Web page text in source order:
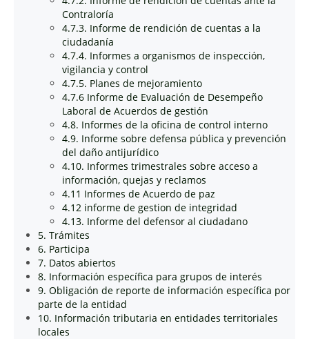
Contraloría
4.7.3. Informe de rendición de cuentas a la
ciudadanía
4.7.4. Informes a organismos de inspección,
vigilancia y control
4.7.5. Planes de mejoramiento
4.7.6 Informe de Evaluación de Desempeño
Laboral de Acuerdos de gestión
4.8. Informes de la oficina de control interno
4.9. Informe sobre defensa pública y prevención
del daño antijurídico
4.10. Informes trimestrales sobre acceso a
información, quejas y reclamos
4.11 Informes de Acuerdo de paz
4.12 informe de gestion de integridad
4.13. Informe del defensor al ciudadano
5. Trámites
6. Participa
7. Datos abiertos
8. Información específica para grupos de interés
9. Obligación de reporte de información específica por
parte de la entidad
10. Información tributaria en entidades territoriales
locales